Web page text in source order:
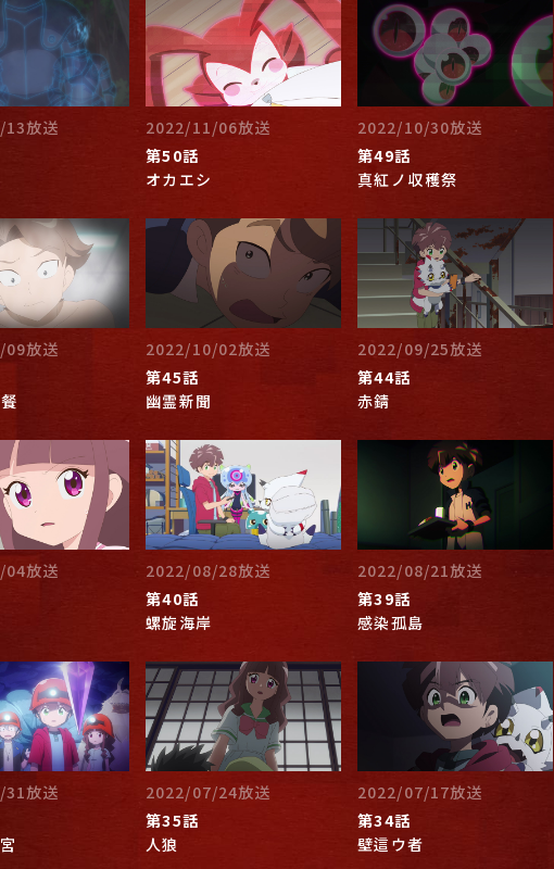
放送
2022/11/06放送
第50話
オカエシ
2022/10/30放送
第49話
真紅ノ収穫祭
放送
2022/10/02放送
第45話
幽霊新聞
2022/09/25放送
第44話
赤錆
放送
2022/08/28放送
第40話
螺旋海岸
2022/08/21放送
第39話
感染孤島
放送
2022/07/24放送
第35話
人狼
2022/07/17放送
第34話
壁這ウ者